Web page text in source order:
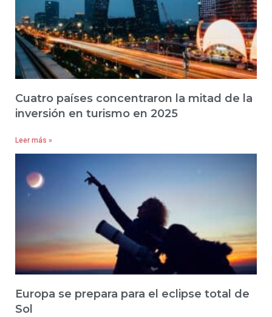
Cuatro países concentraron la mitad de la
inversión en turismo en 2025
Leer más »
Europa se prepara para el eclipse total de
Sol